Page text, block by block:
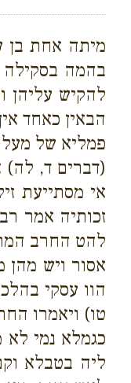
מיתה אחת בן
בהמה בסקילה
להקיש עליהן
הבאין כאחד
פמליא של
(דברים ד, לה)
אי מסתייעת
זכותיה אמר
להט החרב
אסור ויש
הוו עסקי
טו) ויאמרו
כגמלא נמי לא
ליה בטבלא